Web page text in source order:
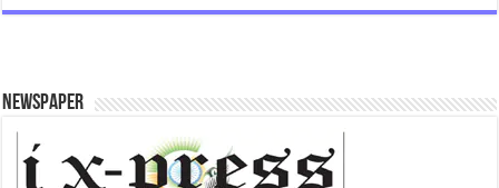
e
o
k
tt ai at
p
p
sa
e
Newspaper